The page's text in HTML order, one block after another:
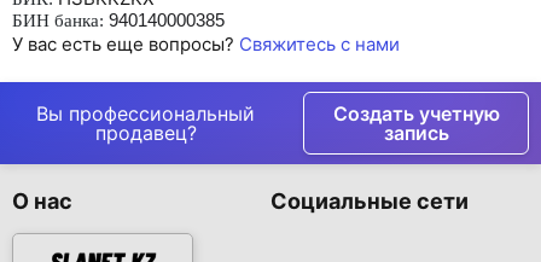
БИН банка: 940140000385
У вас есть еще вопросы? Свяжитесь с нами
Вы профессиональный
продавец?
Создать учетную
запись
О нас Социальные сети